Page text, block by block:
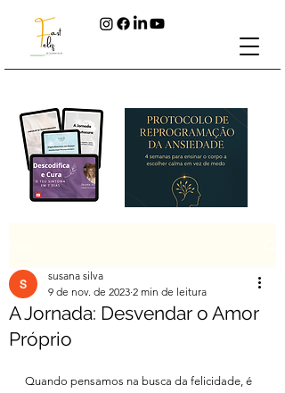
A Jornada: Desvendar o Amor
Próprio
susana silva
9 de nov. de 2023 2 min de leitura
Quando pensamos na busca da felicidade, é